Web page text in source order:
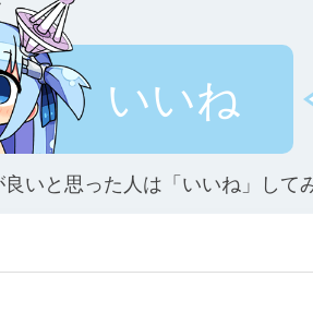
いいね
いと思った人は「いいね」して